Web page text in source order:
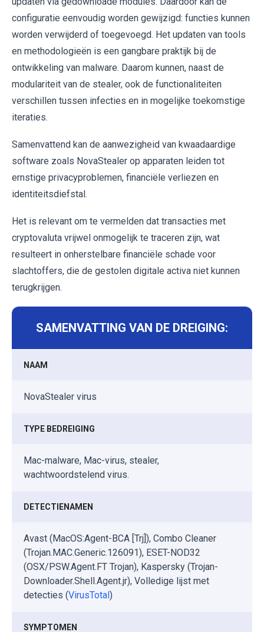
configuratie eenvoudig worden gewijzigd: functies kunnen
worden verwijderd of toegevoegd. Het updaten van tools
en methodologieën is een gangbare praktijk bij de
ontwikkeling van malware. Daarom kunnen, naast de
modulariteit van de stealer, ook de functionaliteiten
verschillen tussen infecties en in mogelijke toekomstige
iteraties.
Samenvattend kan de aanwezigheid van kwaadaardige
software zoals NovaStealer op apparaten leiden tot
ernstige privacyproblemen, financiële verliezen en
identiteitsdiefstal.
Het is relevant om te vermelden dat transacties met
cryptovaluta vrijwel onmogelijk te traceren zijn, wat
resulteert in onherstelbare financiële schade voor
slachtoffers, die de gestolen digitale activa niet kunnen
terugkrijgen.
SAMENVATTING VAN DE DREIGING:
NAAM
NovaStealer virus
TYPE BEDREIGING
Mac-malware, Mac-virus, stealer,
wachtwoordstelend virus.
DETECTIENAMEN
Avast (MacOS:Agent-BCA [Trj]), Combo Cleaner
(Trojan.MAC.Generic.126091), ESET-NOD32
(OSX/PSW.Agent.FT Trojan), Kaspersky (Trojan-
Downloader.Shell.Agent.jr), Volledige lijst met
detecties (VirusTotal)
SYMPTOMEN